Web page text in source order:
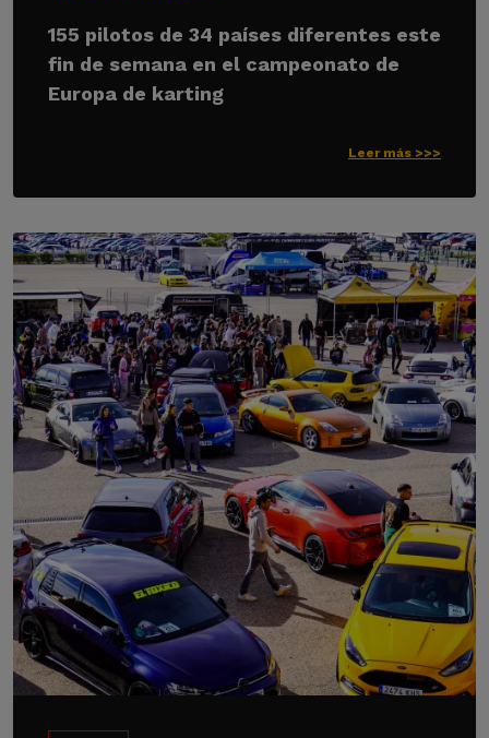
155 pilotos de 34 países diferentes este
fin de semana en el campeonato de
Europa de karting
Leer más >>>